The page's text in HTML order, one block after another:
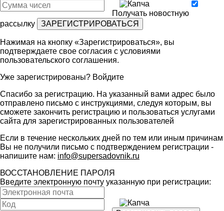
Получать новостную
рассылку
Нажимая на кнопку «Зарегистрироваться», вы
подтверждаете свое согласия с условиями
пользовательского соглашения.
Уже зарегистрированы? Войдите
Спасибо за регистрацию. На указанный вами адрес было
отправлено письмо с инструкциями, следуя которым, вы
сможете закончить регистрацию и пользоваться услугами
сайта для зарегистрированных пользователей
Если в течение нескольких дней по тем или иным причинам
Вы не получили письмо с подтверждением регистрации -
напишите нам: info@supersadovnik.ru
ВОССТАНОВЛЕНИЕ ПАРОЛЯ
Введите электронную почту указанную при регистрации: